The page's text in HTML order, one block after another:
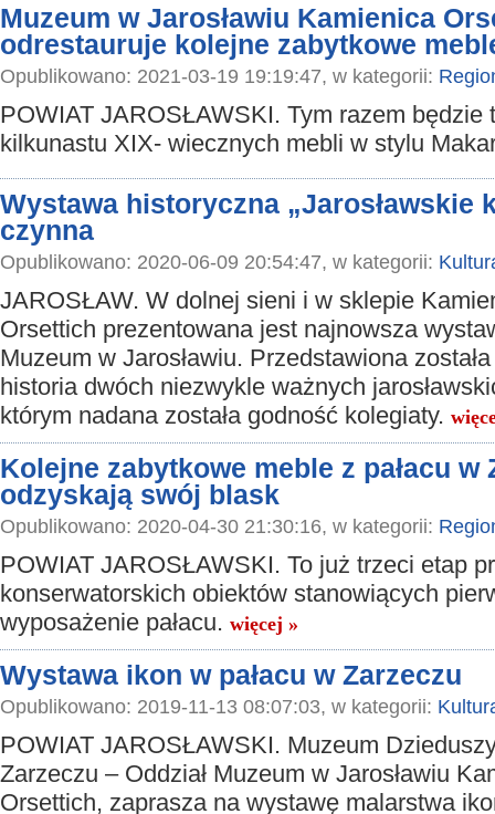
Muzeum w Jarosławiu Kamienica
odrestauruje kolejne zabytkowe
Opublikowano: 2021-03-19 19:19:47, w kategorii:
POWIAT JAROSŁAWSKI. Tym razem będzie
kilkunastu XIX- wiecznych mebli w stylu
Wystawa historyczna „Jarosławskie
czynna
Opublikowano: 2020-06-09 20:54:47, w kategorii:
JAROSŁAW. W dolnej sieni i w sklepie
Orsettich prezentowana jest najnowsza
Muzeum w Jarosławiu. Przedstawiona
historia dwóch niezwykle ważnych
którym nadana została godność kolegiaty.
Kolejne zabytkowe meble z pałacu w
odzyskają swój blask
Opublikowano: 2020-04-30 21:30:16, w kategorii:
POWIAT JAROSŁAWSKI. To już trzeci etap
konserwatorskich obiektów stanowiących
wyposażenie pałacu. więcej »
Wystawa ikon w pałacu w Zarzeczu
Opublikowano: 2019-11-13 08:07:03, w kategorii:
POWIAT JAROSŁAWSKI. Muzeum
Zarzeczu – Oddział Muzeum w Jarosławiu
Orsettich, zaprasza na wystawę malarstwa